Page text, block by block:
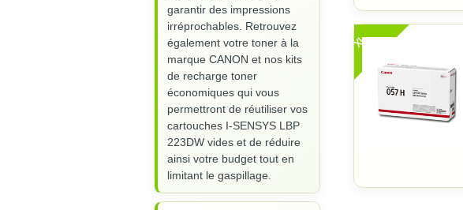
garantir des impressions
irréprochables. Retrouvez
également votre toner à la
marque CANON et nos kits
de recharge toner
économiques qui vous
permettront de réutiliser vos
cartouches I-SENSYS LBP
223DW vides et de réduire
ainsi votre budget tout en
limitant le gaspillage.
XL